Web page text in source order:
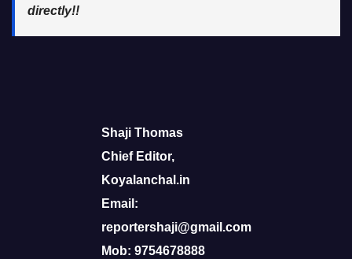
directly!!
Shaji Thomas
Chief Editor,
Koyalanchal.in
Email:
reportershaji@gmail.com
Mob: 9754678888